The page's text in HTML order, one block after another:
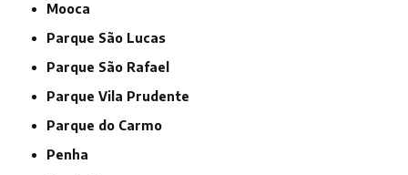
Mooca
Parque São Lucas
Parque São Rafael
Parque Vila Prudente
Parque do Carmo
Penha